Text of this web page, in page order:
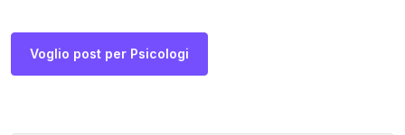
Voglio post per Psicologi